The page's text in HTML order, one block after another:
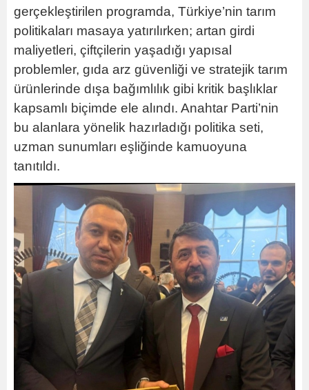
gerçekleştirilen programda, Türkiye’nin tarım
politikaları masaya yatırılırken; artan girdi
maliyetleri, çiftçilerin yaşadığı yapısal
problemler, gıda arz güvenliği ve stratejik tarım
ürünlerinde dışa bağımlılık gibi kritik başlıklar
kapsamlı biçimde ele alındı. Anahtar Parti’nin
bu alanlara yönelik hazırladığı politika seti,
uzman sunumları eşliğinde kamuoyuna
tanıtıldı.